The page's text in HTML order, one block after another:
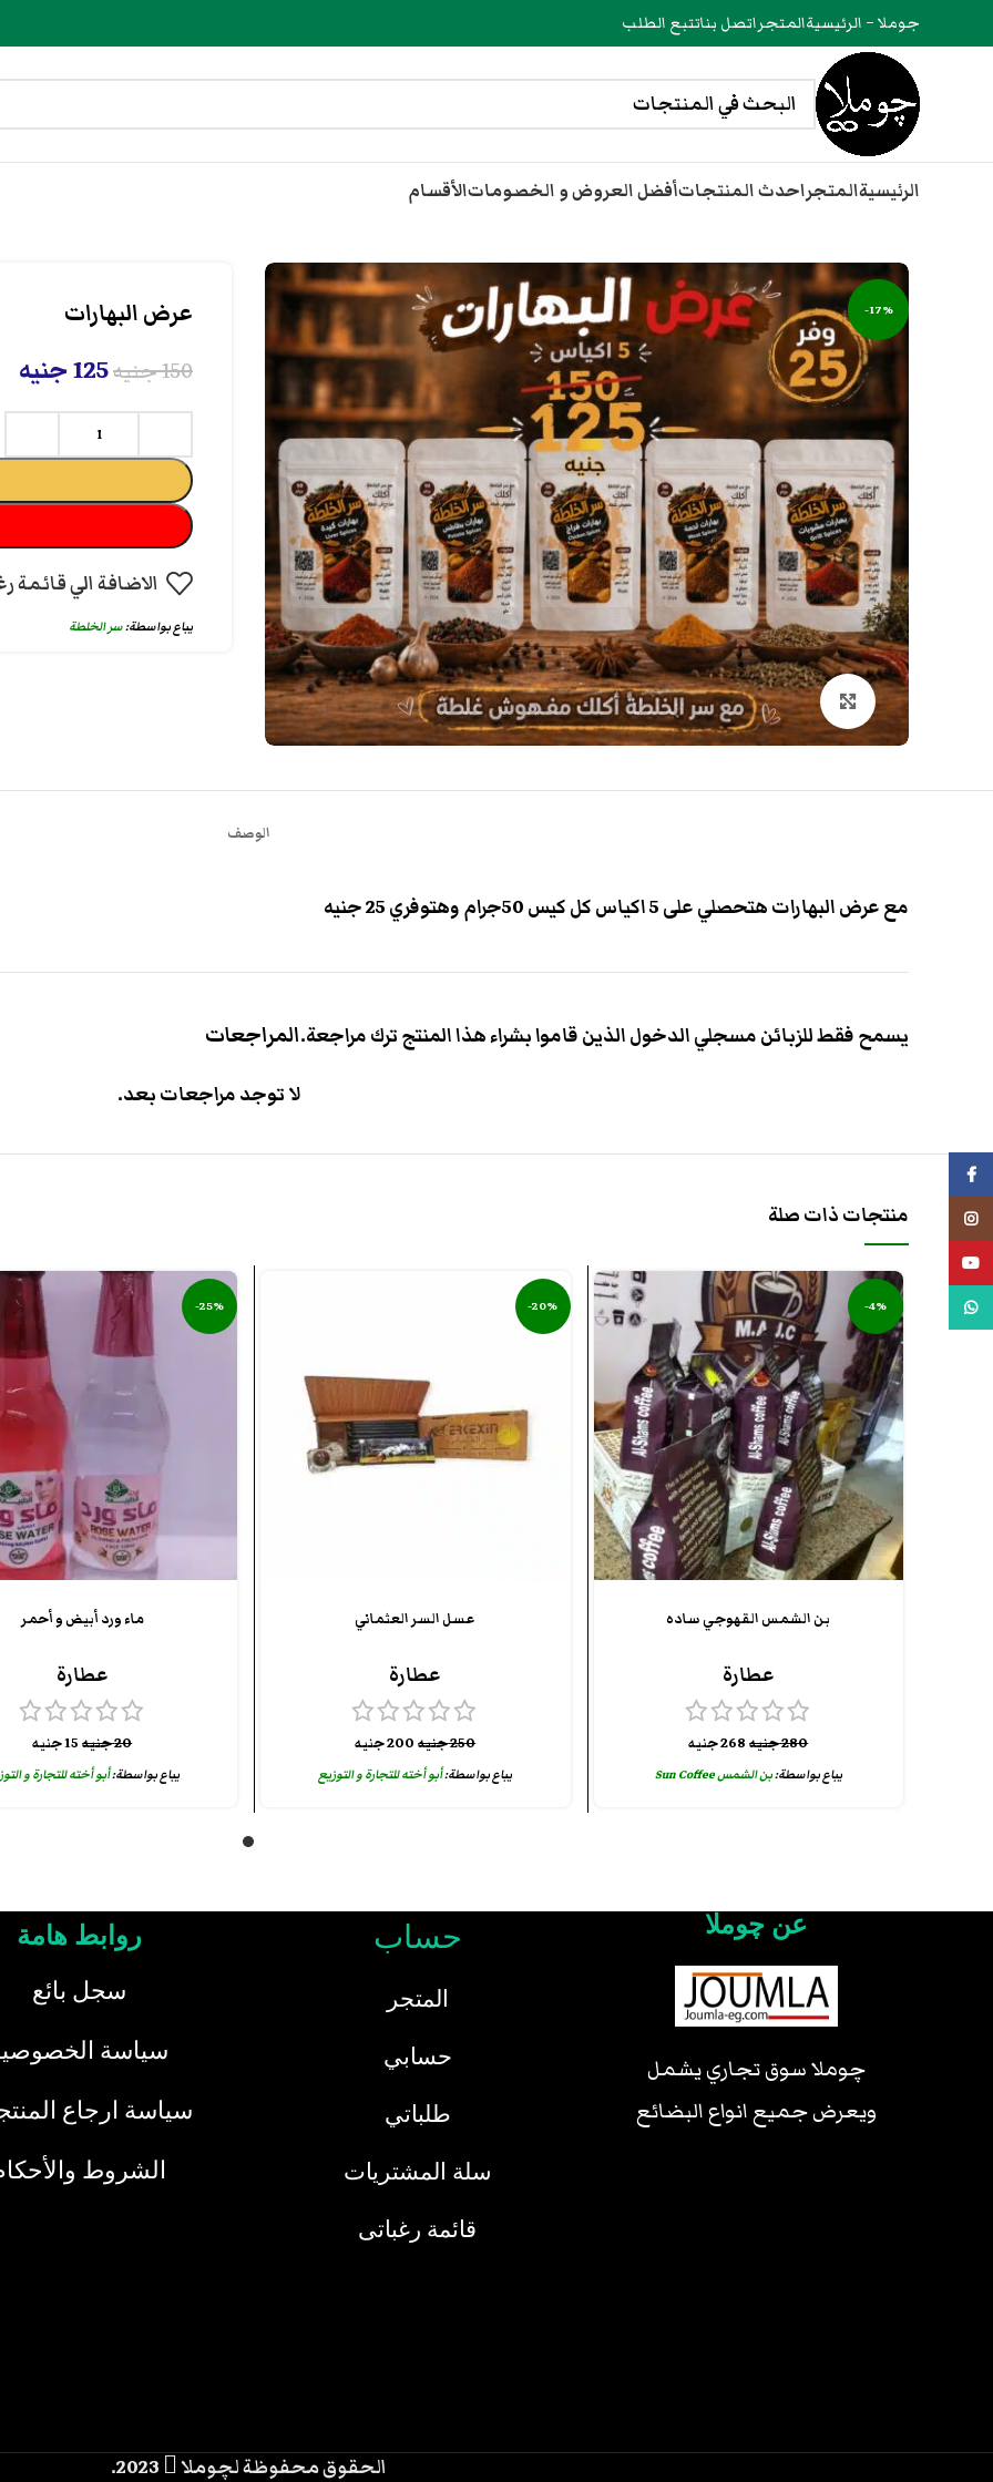
جوملا – الرئيسيةالمتجراتصل بناتتبع الطلب
الرئيسيةالمتجراحدث المنتجاتأفضل العروض و الخصوماتالأقسام
-17%
انقر هنا لتكبير الصورة
عرض البهارات
150جنيه125جنيه
الاضافة الي قائمة
يباع بواسطة:سر الخلطة
الوصف
مع عرض البهارات هتحصلي على 5 اكياس كل كيس 50جرام وهتوفري 25 جنيه
المراجعات
لا توجد مراجعات بعد.
يسمح فقط للزبائن مسجلي الدخول الذين قاموا بشراء هذا المنتج ترك مراجعة.
منتجات ذات صلة
-4%
بن الشمس القهوجي ساده
عطارة
280جنيه 268جنيه
يباع بواسطة:بن الشمس Sun Coffee
-20%
عسل السر العثماني
عطارة
250جنيه 200جنيه
يباع بواسطة:أبو أخته للتجارة و التوزيع
-25%
ماء ورد أبيض و أحمر
عطارة
20جنيه 15جنيه
يباع بواسطة:أبو أخته للتجارة و
عن چوملا
چوملا سوق تجاري يشمل
ويعرض جميع انواع البضائع
حساب
المتجر
حسابي
طلباتي
سلة المشتريات
قائمة رغباتى
روابط هامة
سجل بائع
سياسة
سياسة ارجاع
الشروط
الحقوق محفوظة لچوملا
انستجرام
واتس اب